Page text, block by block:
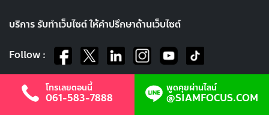
บริการ รับทำเว็บไซต์ ให้คำปรึกษาด้านเว็บไซต์
Follow :
โทรเลยตอนนี้
061-583-7888
พูดคุยผ่านไลน์
@SIAMFOCUS.COM